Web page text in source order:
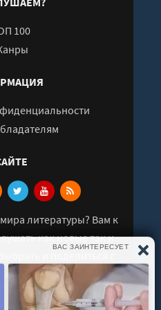
100
литературы? Вам к
как новые так и
аудиокнигами!